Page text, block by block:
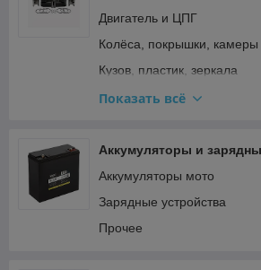
Электрооборудование и
Топливная система и
Тормозная система
Трансмиссия (сцепление,
Электрооборудование и
Двигатель и ЦПГ
Колёса, покрышки, камеры
Кузов, пластик, зеркала
Освещение и поворотники
Прочее
Ремкомплекты, прокладки,
Топливная система и
Тормозная система
Показать всё
Аккумуляторы и
Аккумуляторы мото
Зарядные устройства
Прочее